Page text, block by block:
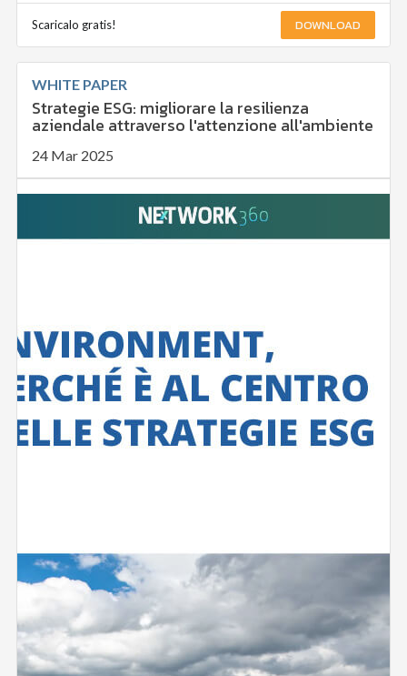
Scaricalo gratis! DOWNLOAD
WHITE PAPER
Strategie ESG: migliorare la resilienza
aziendale attraverso l'attenzione all'ambiente
24 Mar 2025